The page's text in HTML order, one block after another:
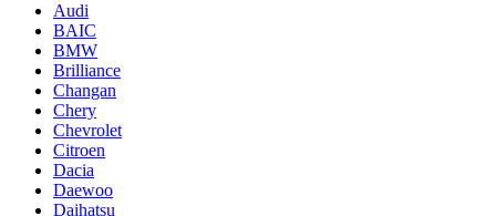
Audi
BAIC
BMW
Brilliance
Changan
Chery
Chevrolet
Citroen
Dacia
Daewoo
Daihatsu